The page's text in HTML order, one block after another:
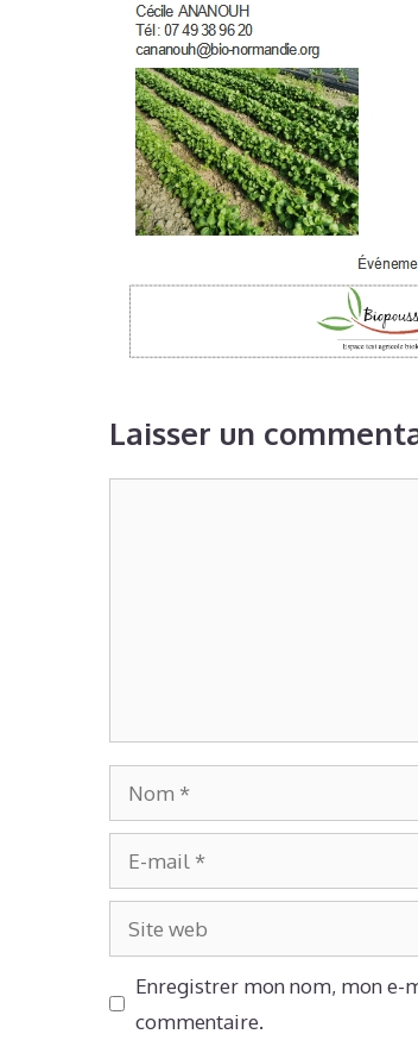
Laisser un
Nom
mail
Site
web
Enregistrer mon nom, mon e-
commentaire.